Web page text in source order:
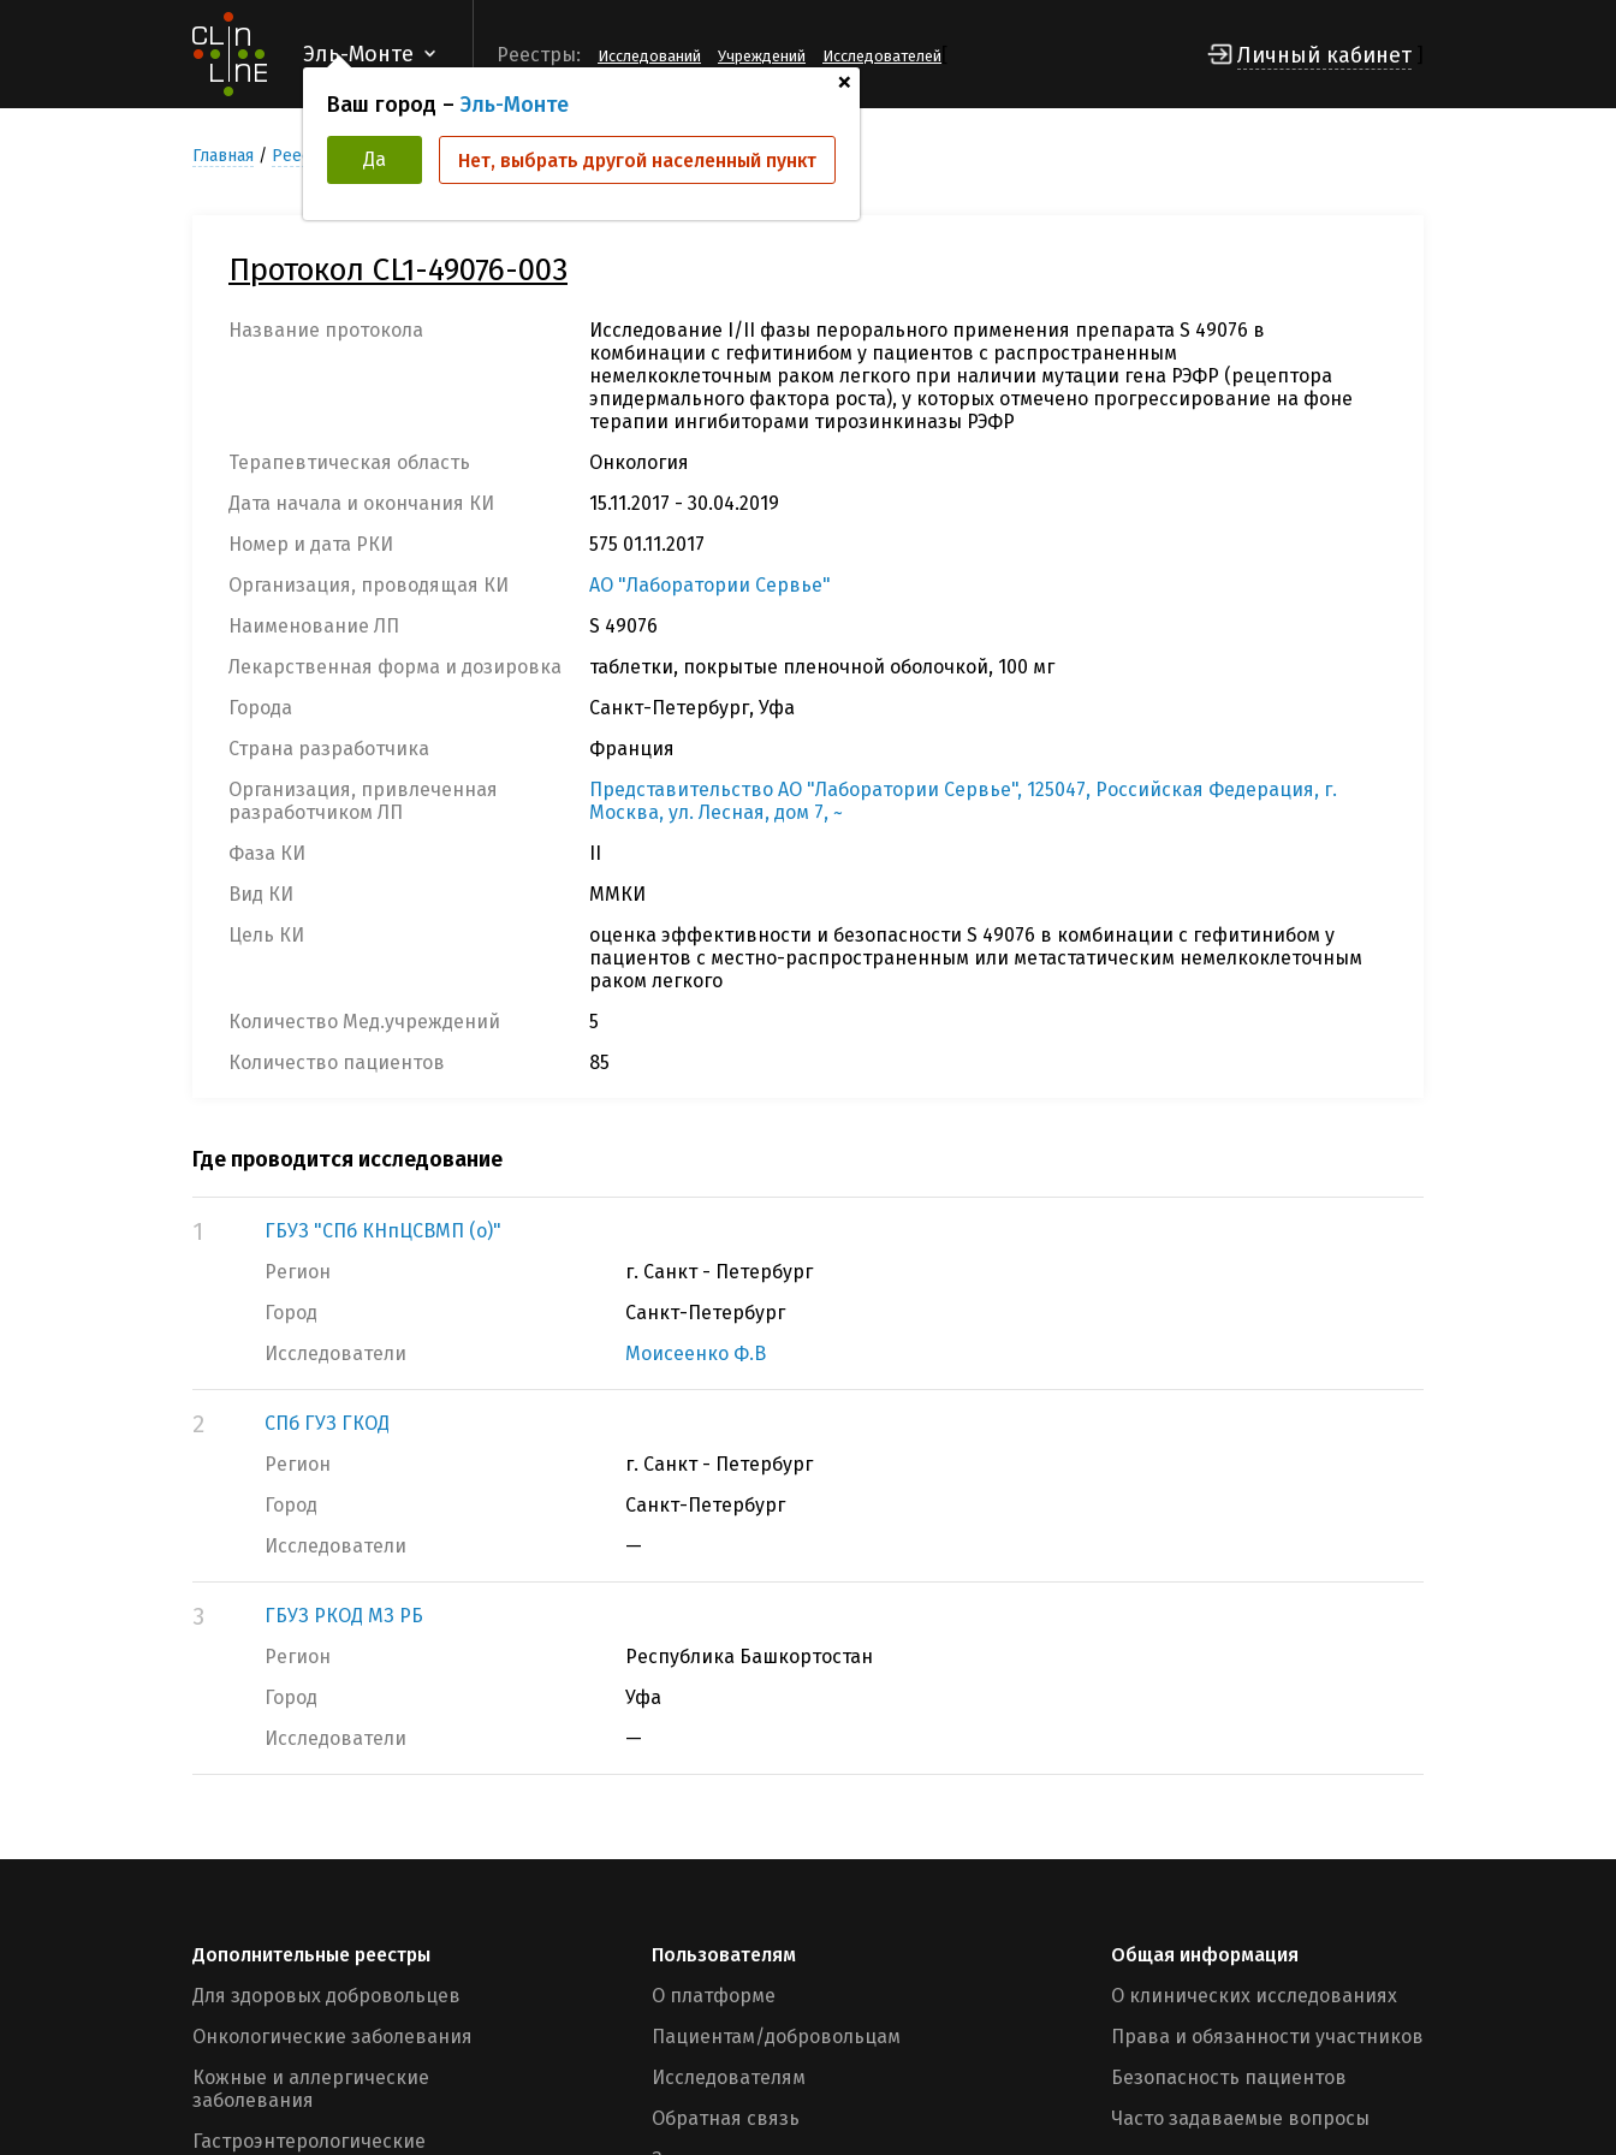
Эль-Монте
+
Ваш город – Эль-Монте
Да Нет, выбрать другой населенный пункт
Реестры: Исследований Учреждений Исследователей Личный кабинет
Главная Реестр Клинических исследований CL1-49076-003
Протокол CL1-49076-003
Название протокола
Исследование I/II фазы перорального применения препарата S 49076 в
комбинации с гефитинибом у пациентов с распространенным
немелкоклеточным раком легкого при наличии мутации гена РЭФР (рецептора
эпидермального фактора роста), у которых отмечено прогрессирование на фоне
терапии ингибиторами тирозинкиназы РЭФР
Терапевтическая область
Онкология
Дата начала и окончания КИ
15.11.2017 - 30.04.2019
Номер и дата РКИ
575 01.11.2017
Организация, проводящая КИ
АО "Лаборатории Сервье"
Наименование ЛП
S 49076
Лекарственная форма и дозировка
таблетки, покрытые пленочной оболочкой, 100 мг
Города
Санкт-Петербург, Уфа
Страна разработчика
Франция
Организация, привлеченная
разработчиком ЛП
Представительство АО "Лаборатории Сервье", 125047, Российская Федерация, г.
Москва, ул. Лесная, дом 7, ~
Фаза КИ
II
Вид КИ
ММКИ
Цель КИ
оценка эффективности и безопасности S 49076 в комбинации с гефитинибом у
пациентов с местно-распространенным или метастатическим немелкоклеточным
раком легкого
Количество Мед.учреждений
5
Количество пациентов
85
Где проводится исследование
1
ГБУЗ "СПб КНпЦСВМП (о)"
Регион
г. Санкт - Петербург
Город
Санкт-Петербург
Исследователи
Моисеенко Ф.В
2
СПб ГУЗ ГКОД
Регион
г. Санкт - Петербург
Город
Санкт-Петербург
Исследователи
—
3
ГБУЗ РКОД МЗ РБ
Регион
Республика Башкортостан
Город
Уфа
Исследователи
—
Дополнительные реестры
Для здоровых добровольцев
Онкологические заболевания
Кожные и аллергические
заболевания
Гастроэнтерологические
Пользователям
О платформе
Пациентам/добровольцам
Исследователям
Обратная связь
Общая информация
О клинических исследованиях
Права и обязанности участников
Безопасность пациентов
Часто задаваемые вопросы